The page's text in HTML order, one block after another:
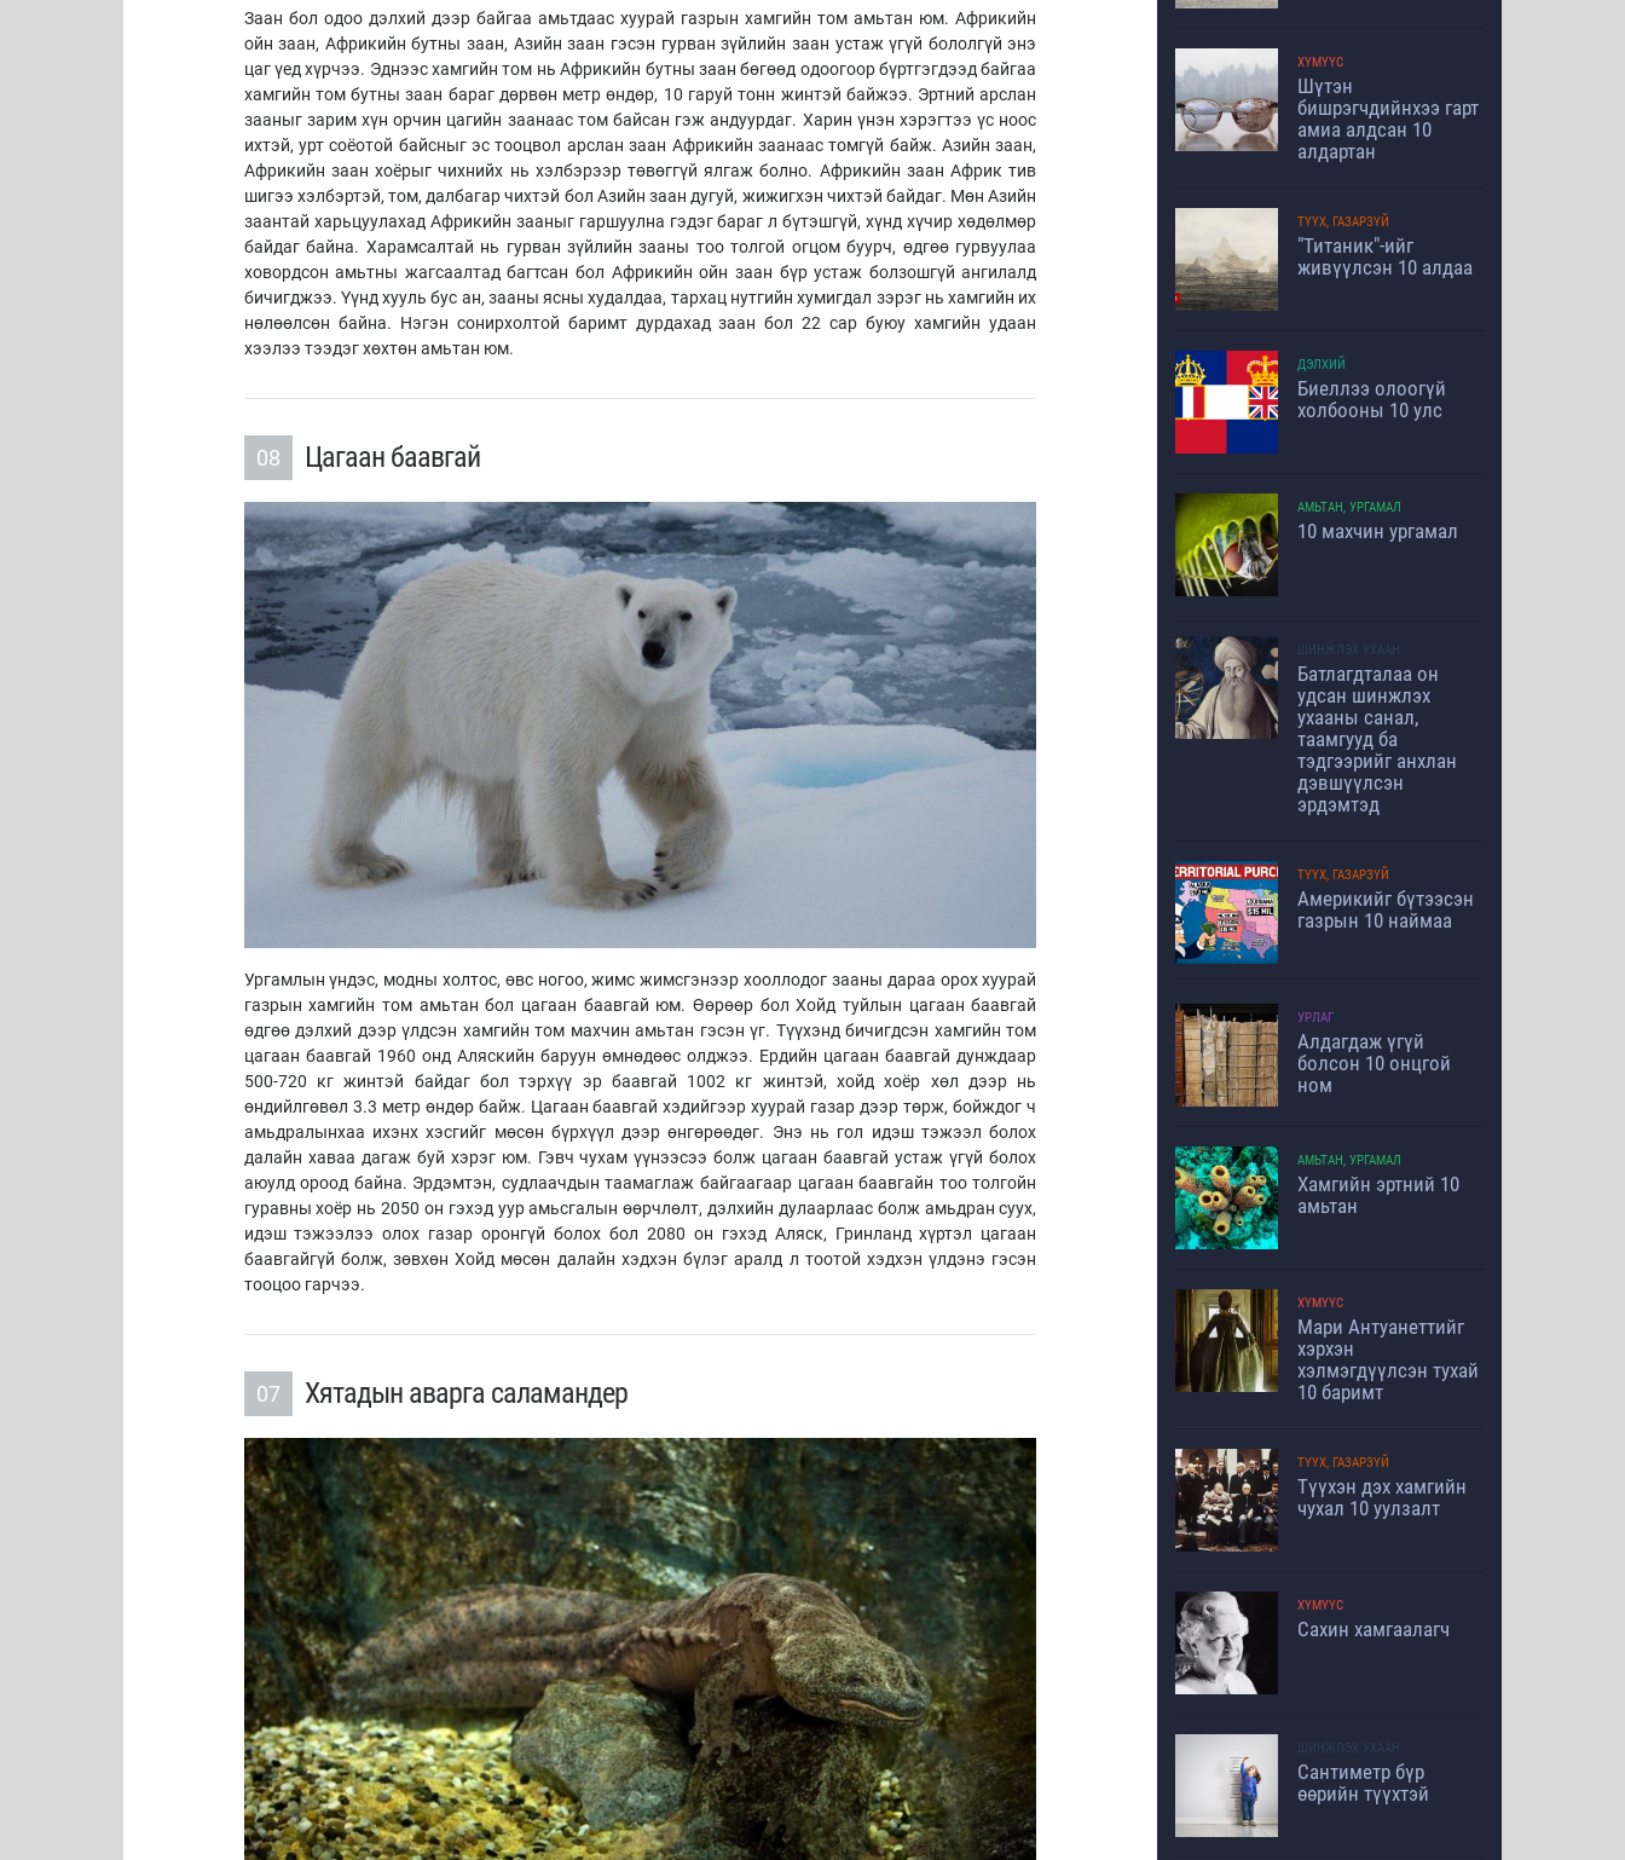
Заан бол одоо дэлхий дээр байгаа амьтдаас хуурай газрын хамгийн том амьтан юм. Африкийн
ойн заан, Африкийн бутны заан, Азийн заан гэсэн гурван зүйлийн заан устаж үгүй бололгүй энэ
цаг үед хүрчээ. Эднээс хамгийн том нь Африкийн бутны заан бөгөөд одоогоор бүртгэгдээд байгаа
хамгийн том бутны заан бараг дөрвөн метр өндөр, 10 гаруй тонн жинтэй байжээ. Эртний арслан
зааныг зарим хүн орчин цагийн заанаас том байсан гэж андуурдаг. Харин үнэн хэрэгтээ үс ноос
ихтэй, урт соёотой байсныг эс тооцвол арслан заан Африкийн заанаас томгүй байж. Азийн заан,
Африкийн заан хоёрыг чихнийх нь хэлбэрээр төвөггүй ялгаж болно. Африкийн заан Африк тив
шигээ хэлбэртэй, том, далбагар чихтэй бол Азийн заан дугуй, жижигхэн чихтэй байдаг. Мөн Азийн
заантай харьцуулахад Африкийн зааныг гаршуулна гэдэг бараг л бүтэшгүй, хүнд хүчир хөдөлмөр
байдаг байна. Харамсалтай нь гурван зүйлийн зааны тоо толгой огцом буурч, өдгөө гурвуулаа
ховордсон амьтны жагсаалтад багтсан бол Африкийн ойн заан бүр устаж болзошгүй ангилалд
бичигджээ. Үүнд хууль бус ан, зааны ясны худалдаа, тархац нутгийн хумигдал зэрэг нь хамгийн их
нөлөөлсөн байна. Нэгэн сонирхолтой баримт дурдахад заан бол 22 сар буюу хамгийн удаан
хээлээ тээдэг хөхтөн амьтан юм.
08 Цагаан баавгай
Ургамлын үндэс, модны холтос, өвс ногоо, жимс жимсгэнээр хооллодог зааны дараа орох хуурай
газрын хамгийн том амьтан бол цагаан баавгай юм. Өөрөөр бол Хойд туйлын цагаан баавгай
өдгөө дэлхий дээр үлдсэн хамгийн том махчин амьтан гэсэн үг. Түүхэнд бичигдсэн хамгийн том
цагаан баавгай 1960 онд Аляскийн баруун өмнөдөөс олджээ. Ердийн цагаан баавгай дунждаар
500-720 кг жинтэй байдаг бол тэрхүү эр баавгай 1002 кг жинтэй, хойд хоёр хөл дээр нь
өндийлгөвөл 3.3 метр өндөр байж. Цагаан баавгай хэдийгээр хуурай газар дээр төрж, бойждог ч
амьдралынхаа ихэнх хэсгийг мөсөн бүрхүүл дээр өнгөрөөдөг. Энэ нь гол идэш тэжээл болох
далайн хаваа дагаж буй хэрэг юм. Гэвч чухам үүнээсээ болж цагаан баавгай устаж үгүй болох
аюулд ороод байна. Эрдэмтэн, судлаачдын таамаглаж байгаагаар цагаан баавгайн тоо толгойн
гуравны хоёр нь 2050 он гэхэд уур амьсгалын өөрчлөлт, дэлхийн дулаарлаас болж амьдран суух,
идэш тэжээлээ олох газар оронгүй болох бол 2080 он гэхэд Аляск, Гринланд хүртэл цагаан
баавгайгүй болж, зөвхөн Хойд мөсөн далайн хэдхэн бүлэг аралд л тоотой хэдхэн үлдэнэ гэсэн
тооцоо гарчээ.
07 Хятадын аварга саламандер
ХҮМҮҮС
Шүтэн
бишрэгчдийнхээ гарт
амиа алдсан 10
алдартан
ТҮҮХ, ГАЗАРЗҮЙ
"Титаник"-ийг
живүүлсэн 10 алдаа
ДЭЛХИЙ
Биеллээ олоогүй
холбооны 10 улс
АМЬТАН, УРГАМАЛ
10 махчин ургамал
ШИНЖЛЭХ УХААН
Батлагдталаа он
удсан шинжлэх
ухааны санал,
таамгууд ба
тэдгээрийг анхлан
дэвшүүлсэн
эрдэмтэд
ТҮҮХ, ГАЗАРЗҮЙ
Америкийг бүтээсэн
газрын 10 наймаа
УРЛАГ
Алдагдаж үгүй
болсон 10 онцгой
ном
АМЬТАН, УРГАМАЛ
Хамгийн эртний 10
амьтан
ХҮМҮҮС
Мари Антуанеттийг
хэрхэн
хэлмэгдүүлсэн тухай
10 баримт
ТҮҮХ, ГАЗАРЗҮЙ
Түүхэн дэх хамгийн
чухал 10 уулзалт
ХҮМҮҮС
Сахин хамгаалагч
ШИНЖЛЭХ УХААН
Сантиметр бүр
өөрийн түүхтэй